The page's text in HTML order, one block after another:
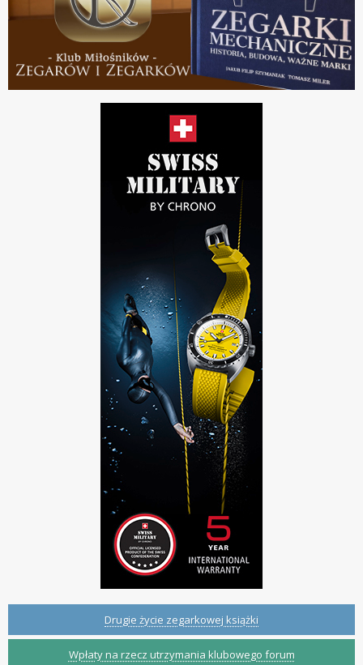
Drugie życie zegarkowej książki
Wpłaty na rzecz utrzymania klubowego forum